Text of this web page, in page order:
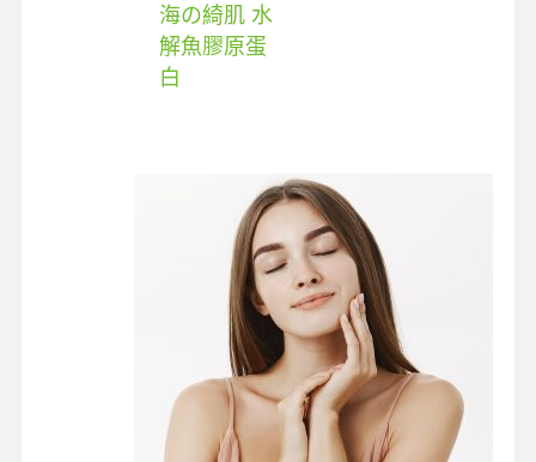
海の綺肌 水
解魚膠原蛋
白